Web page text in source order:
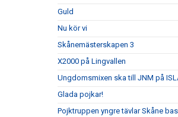
Guld
Nu kör vi
Skånemästerskapen 3
X2000 på Lingvallen
Ungdomsmixen ska till JNM på
Glada pojkar!
Pojktruppen yngre tävlar Skåne